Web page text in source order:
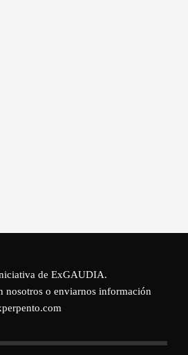
de ExGAUDIA.
nosotros o enviarnos información